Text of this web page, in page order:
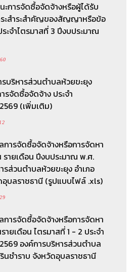
ะการจัดซื้อจัดจ้างหรือผู้ได้รับ
ระสำระสำคัญของสัญญาหรือข้อ
ะจำไตรมาสที่ 3 ปีงบประมาณ
รบริหารส่วนตำบลห้วยขะยุง
รจัดซื้อจัดจ้าง ประจำ
(เพิ่มเติม)
การจัดซื้อจัดจ้างหรือการจัดหา
ายเดือน ปีงบประมาณ พ.ศ.
รส่วนตำบลห้วยขะยุง อำเภอ
อุบลราชธานี (รูปแบบไฟล์ .xls)
การจัดซื้อจัดจ้างหรือการจัดหา
ยเดือน ไตรมาสที่ 1 - 2 ประจำ
องค์การบริหารส่วนตำบล
นชำราบ จังหวัดอุบลราชธานี